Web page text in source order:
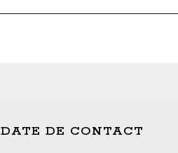
DATE DE CONTACT